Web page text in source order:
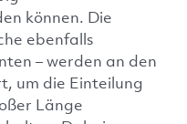
können. Die
ebenfalls
– werden an den
um die Einteilung
Länge